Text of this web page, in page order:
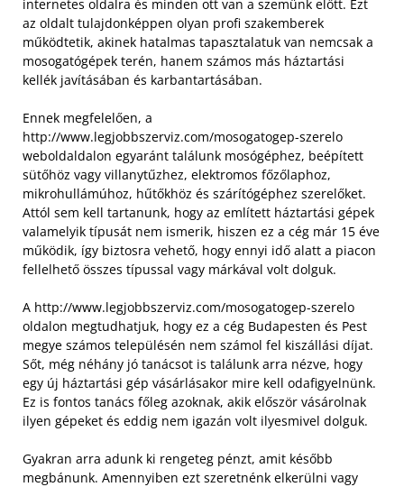
internetes oldalra és minden ott van a szemünk előtt. Ezt
az oldalt tulajdonképpen olyan profi szakemberek
működtetik, akinek hatalmas tapasztalatuk van nemcsak a
mosogatógépek terén, hanem számos más háztartási
kellék javításában és karbantartásában.
Ennek megfelelően, a
http://www.legjobbszerviz.com/mosogatogep-szerelo
weboldaldalon egyaránt találunk mosógéphez, beépített
sütőhöz vagy villanytűzhez, elektromos főzőlaphoz,
mikrohullámúhoz, hűtőkhöz és szárítógéphez szerelőket.
Attól sem kell tartanunk, hogy az említett háztartási gépek
valamelyik típusát nem ismerik, hiszen ez a cég már 15 éve
működik, így biztosra vehető, hogy ennyi idő alatt a piacon
fellelhető összes típussal vagy márkával volt dolguk.
A http://www.legjobbszerviz.com/mosogatogep-szerelo
oldalon megtudhatjuk, hogy ez a cég Budapesten és Pest
megye számos településén nem számol fel kiszállási díjat.
Sőt, még néhány jó tanácsot is találunk arra nézve, hogy
egy új háztartási gép vásárlásakor mire kell odafigyelnünk.
Ez is fontos tanács főleg azoknak, akik először vásárolnak
ilyen gépeket és eddig nem igazán volt ilyesmivel dolguk.
Gyakran arra adunk ki rengeteg pénzt, amit később
megbánunk. Amennyiben ezt szeretnénk elkerülni vagy